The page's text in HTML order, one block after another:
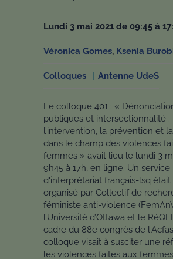
lundi 3 mai 2021 de 09:45 à
Véronica Gomes, Ksenia
Colloques Antenne UdeS
Le colloque 401 : «
publiques et intersectionnalité :
l’intervention, la prévention et
dans le champ des violences
femmes » avait lieu le lundi 3
9h45 à 17h, en ligne. Un service
d'interprétariat français-lsq était
organisé par Collectif de
féministe anti-violence
l’Université d’Ottawa et le
cadre du 88e congrès de
colloque visait à susciter une
les violences faites aux